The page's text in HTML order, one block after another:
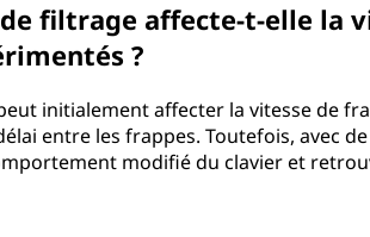
filtrage affecte-t-elle la
?
initialement affecter la vitesse de
entre les frappes. Toutefois, avec
modifié du clavier et